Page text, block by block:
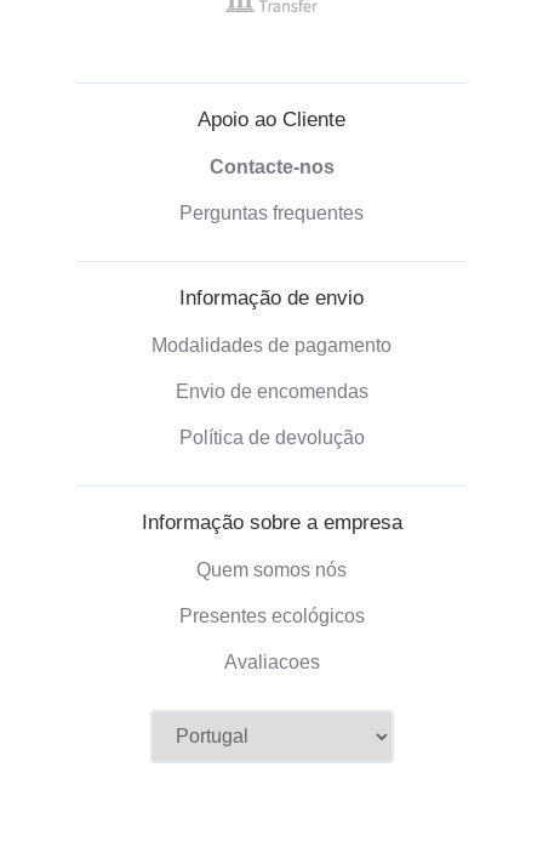
Apoio ao Cliente
Contacte-nos
Perguntas frequentes
Informação de envio
Modalidades de pagamento
Envio de encomendas
Política de devolução
Informação sobre a empresa
Quem somos nós
Presentes ecológicos
Avaliacoes